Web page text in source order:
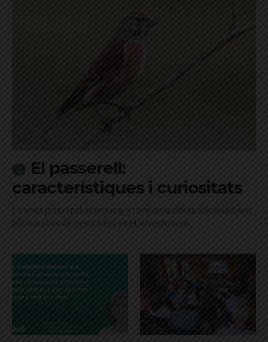
El passerell:
característiques i curiositats
La seva principal amenaça, a més de la desaparició del seu
hàbitat i l'ús de pesticides, és el silvestrisme